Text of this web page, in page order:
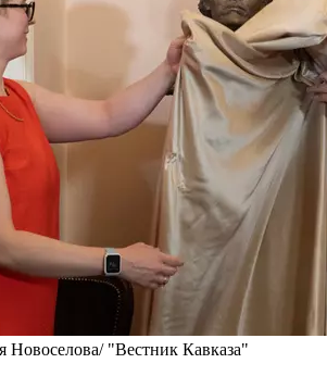
"Вестник Кавказа"